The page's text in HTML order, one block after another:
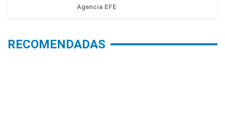
Agencia EFE
RECOMENDADAS